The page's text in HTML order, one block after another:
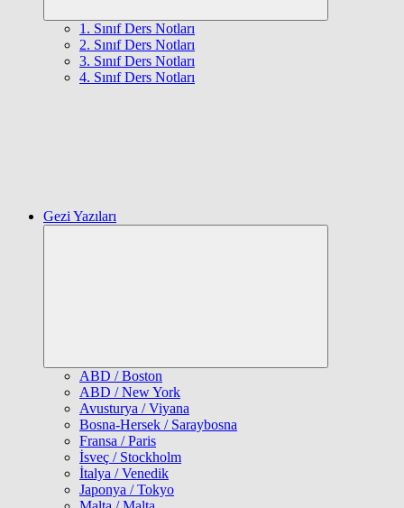
1. Sınıf Ders Notları
2. Sınıf Ders Notları
3. Sınıf Ders Notları
4. Sınıf Ders Notları
Gezi Yazıları
ABD / Boston
ABD / New York
Avusturya / Viyana
Bosna-Hersek / Saraybosna
Fransa / Paris
İsveç / Stockholm
İtalya / Venedik
Japonya / Tokyo